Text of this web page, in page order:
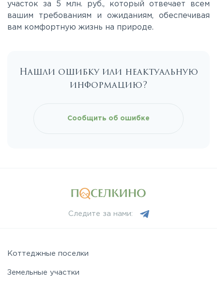
Пулковское
Рябовское
участок за 5 млн. руб., который отвечает всем
вашим требованиям и ожиданиям, обеспечивая
вам комфортную жизнь на природе.
Нашли ошибку или неактуальную
информацию?
Сообщить об ошибке
Следите за нами:
Коттеджные поселки
Земельные участки